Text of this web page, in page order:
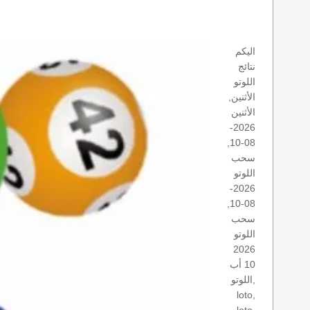
اليكم
نتائج
اللوتو
الأثنين,
الأثنين
2026-
سحب
اللوتو
2026-
سحب
اللوتو
2026
10 أب
اللوتو,
loto,